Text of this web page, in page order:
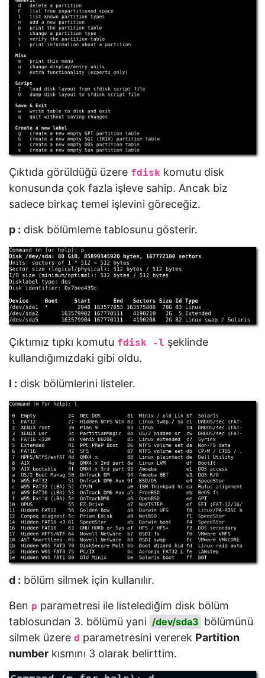
Çıktıda görüldüğü üzere fdisk komutu disk
konusunda çok fazla işleve sahip. Ancak biz
sadece birkaç temel işlevini göreceğiz.
p : disk bölümleme tablosunu gösterir.
Çıktımız tıpkı komutu fdisk -l şeklinde
kullandığımızdaki gibi oldu.
l : disk bölümlerini listeler.
d : bölüm silmek için kullanılır.
Ben p parametresi ile listelediğim disk bölüm
tablosundan 3. bölümü yani /dev/sda3 bölümünü
silmek üzere d parametresini vererek Partition
number kısmını 3 olarak belirttim.